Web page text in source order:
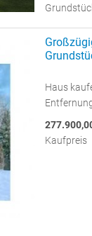
Haus
Kaufpreis